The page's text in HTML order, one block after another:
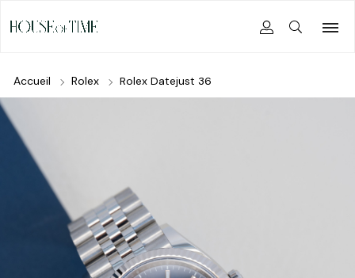
Accueil Rolex Rolex Datejust 36